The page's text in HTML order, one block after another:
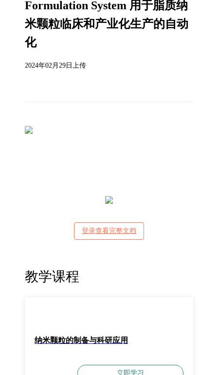
Formulation System 用于脂质纳
米颗粒临床和产业化生产的自动
化
2024年02月29日上传
登录查看完整文档
教学课程
纳米颗粒的制备与科研应用
立即学习